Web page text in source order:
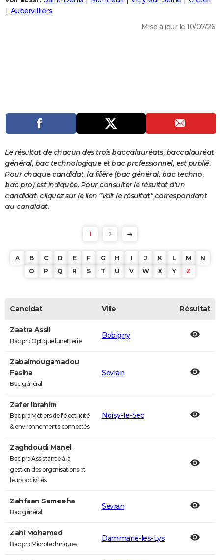
Destinations
City break
Voyage nature
Voyage de noces
Forum
Climat
PHOTO
PROGRAMME TV
S'inscrire
Se connecter
Lycées
Collèges
Primaires
Universités
Entreprises
Service militaire
Avis de recherche
AVIS DE DÉCÈS
FORUM
Bricolage
Lifestyle
Culture
Sport
Auto
Television
Voyage
Cinema
Aubervilliers
Mise à jour le 10/07/26
Le résultat de chacun des trois baccalauréats, baccalauréat
général, bac technologique et bac professionnel, est publié.
Pour chaque candidat, la filière (bac général, bac techno,
bac pro) est indiquée. Pour consulter le résultat d'un
candidat, cliquez sur le lien "Voir le résultat" correspondant
au candidat.
1 2
A B C D E F G H I J K L M
N
O
P Q R S T U V W X Y Z
Candidat Ville Résultat
Zaatra Assil
Bac pro Optique lunetterie
Bobigny
Zabalmougamadou
Fasiha
Bac général
Sevran
Zafer Ibrahim
Bac pro Métiers de l'électricité
& environnements connectés
Noisy-le-Sec
Zaghdoudi Manel
Bac pro Assistance à la
gestion des organisations et
leurs activités
Zahfaan Sameeha
Bac général
Sevran
Zahi Mohamed
Bac pro Microtechniques
Dammarie-les-Lys